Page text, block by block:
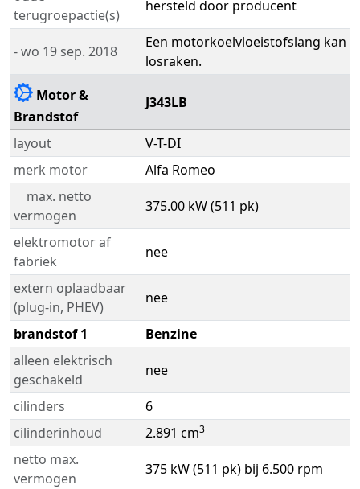
terugroepactie(s)
hersteld door producent
- wo 19 sep. 2018
Een motorkoelvloeistofslang kan
losraken.
Motor &
Brandstof
J343LB
layout
V-T-DI
merk motor
Alfa Romeo
max. netto
vermogen
375.00 kW (511 pk)
elektromotor af
fabriek
nee
extern oplaadbaar
(plug-in, PHEV)
nee
brandstof 1
Benzine
alleen elektrisch
geschakeld
nee
cilinders
6
cilinderinhoud
2.891 cm3
netto max.
vermogen
375 kW (511 pk) bij 6.500 rpm